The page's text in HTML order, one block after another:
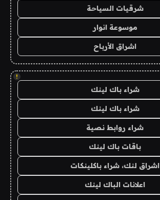
شرقيات السياحة
موسوعة انوار
اشراق الأرباح
!
شراء باك لينك
شراء باك لينك
شراء روابط نصية
باقات باك لينك
اشراق لنك، شراء باكلينكات
اعلانات الباك لينك